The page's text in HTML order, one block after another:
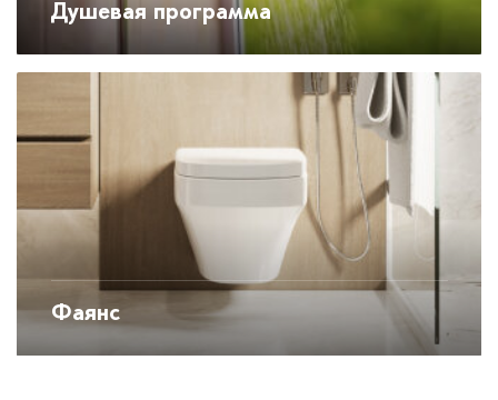
Душевая программа
Фаянс